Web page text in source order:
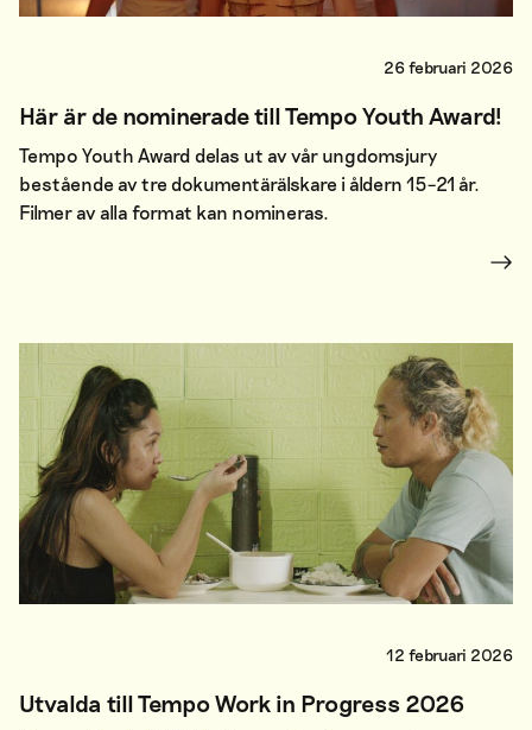
26 februari 2026
Här är de nominerade till Tempo Youth Award!
Tempo Youth Award delas ut av vår ungdomsjury
bestående av tre dokumentärälskare i åldern 15–21 år.
Filmer av alla format kan nomineras.
12 februari 2026
Utvalda till Tempo Work in Progress 2026